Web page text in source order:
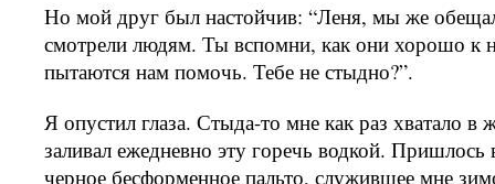
Но мой друг был настойчив: “Леня, мы же
смотрели людям. Ты вспомни, как они хорошо к
пытаются нам помочь. Тебе не стыдно?”.
Я опустил глаза. Стыда-то мне как раз хватало в
заливал ежедневно эту горечь водкой. Пришлось
черное бесформенное пальто, служившее мне